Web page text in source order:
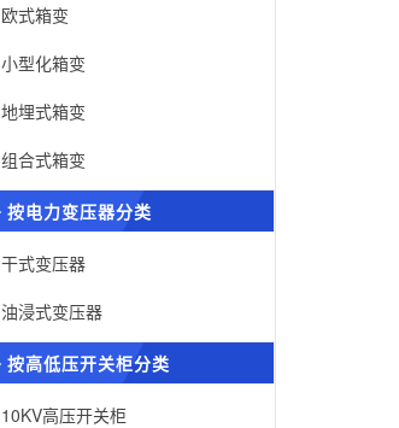
欧式箱变
小型化箱变
地埋式箱变
组合式箱变
按电力变压器分类
干式变压器
油浸式变压器
按高低压开关柜分类
10KV高压开关柜